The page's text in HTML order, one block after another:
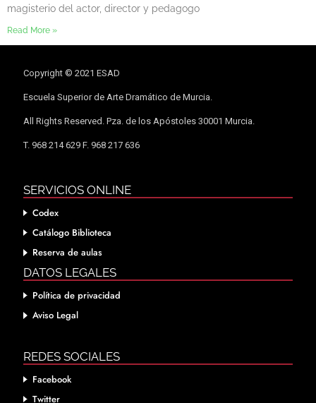
magisterio del actor, director y pedagogo
Read More »
Copyright © 2021 ESAD
Escuela Superior de Arte Dramático de Murcia.
All Rights Reserved. Pza. de los Apóstoles 30001 Murcia.
T. 968 214 629 F. 968 217 636
SERVICIOS ONLINE
Codex
Catálogo Biblioteca
Reserva de aulas
DATOS LEGALES
Política de privacidad
Aviso Legal
REDES SOCIALES
Facebook
Twitter